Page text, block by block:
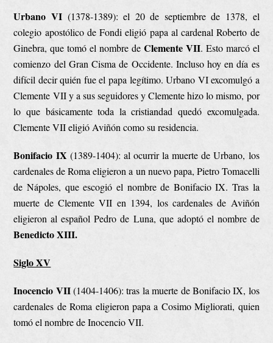
Urbano VI(1378-1389): el 20 de septiembre de 1378, el
colegio apostólico de Fondi eligió papa al cardenal Roberto de
Ginebra, que tomó el nombre de Clemente VII. Esto marcó el
comienzo del Gran Cisma de Occidente. Incluso hoy en día es
difícil decir quién fue el papa legítimo. Urbano VI excomulgó a
Clemente VII y a sus seguidores y Clemente hizo lo mismo, por
lo que básicamente toda la cristiandad quedó excomulgada.
Clemente VII eligió Aviñón como su residencia.
Bonifacio IX (1389-1404): al ocurrir la muerte de Urbano, los
cardenales de Roma eligieron a un nuevo papa, Pietro Tomacelli
de Nápoles, que escogió el nombre de Bonifacio IX. Tras la
muerte de Clemente VII en 1394, los cardenales de Aviñón
eligieron al español Pedro de Luna, que adoptó el nombre de
Benedicto XIII.
Siglo XV
Inocencio VII(1404-1406): tras la muerte de Bonifacio IX, los
cardenales de Roma eligieron papa a Cosimo Migliorati, quien
tomó el nombre de Inocencio VII.